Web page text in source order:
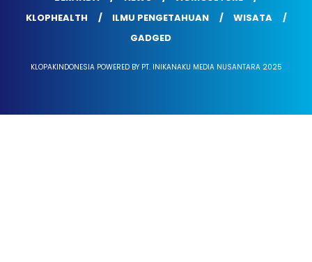
KLOPHEALTH
ILMU PENGETAHUAN
WISATA
GADGED
KLOPAKINDONESIA POWERED BY PT. INIKANAKU MEDIA NUSANTARA 2025